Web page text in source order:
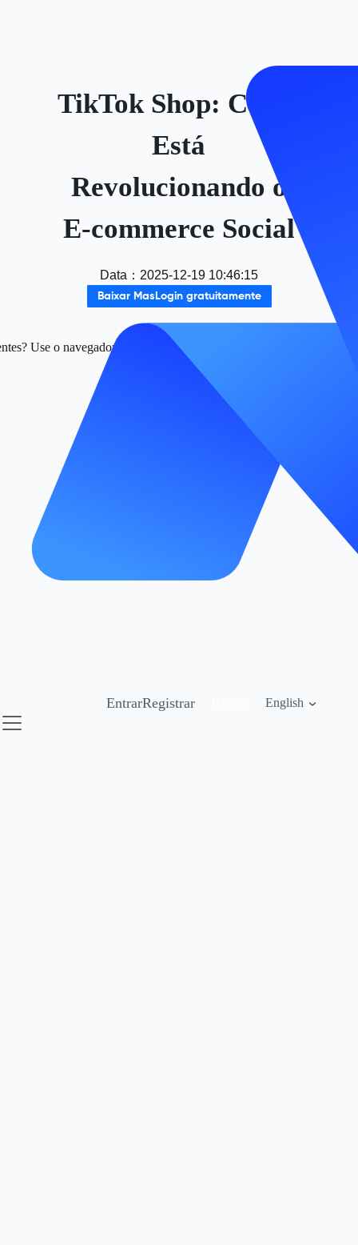
EntrarRegistrar English
TikTok Shop: Como
Está
Revolucionando o
E-commerce Social
Data ： 2025-12-19 10:46:15
Baixar MasLogin gratuitamente
Use o navegador com fingerprint da Maslogin para gerenciar